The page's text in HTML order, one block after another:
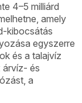
4–5 milliárd
amely
kibocsátás
egyszerre
és a talajvíz
árvíz- és
a